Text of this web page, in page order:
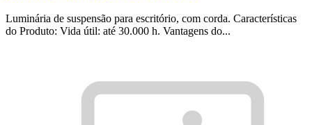
Luminária de suspensão para escritório, com corda. Características
do Produto: Vida útil: até 30.000 h. Vantagens do...